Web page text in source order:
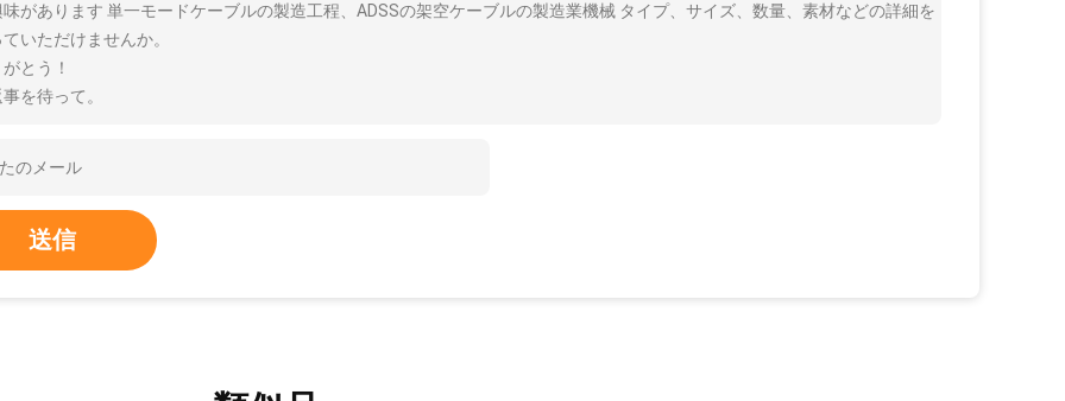
があります 単一モードケーブルの製造工程、ADSSの架空ケーブルの製造業機械 タイプ、サイズ、数量、素材などの詳細を
いただけませんか。
とう！
を待って。
送信